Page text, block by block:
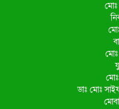
মোঃ
মোঃ
ডাঃ মোঃ সাইফুল